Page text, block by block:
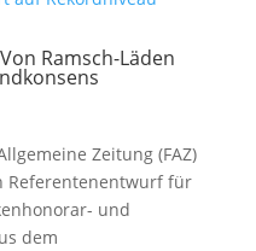
Ramsch-Läden
Zeitung (FAZ)
Referentenentwurf für
und
dem